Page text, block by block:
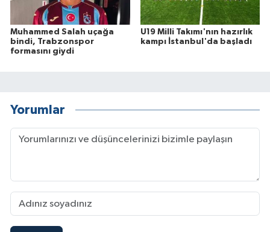
Muhammed Salah uçağa
bindi, Trabzonspor
formasını giydi
U19 Milli Takımı'nın hazırlık
kampı İstanbul'da başladı
Yorumlar